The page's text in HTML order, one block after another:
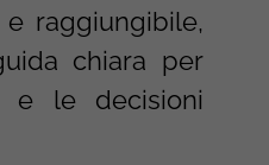
raggiungibile,
chiara per
e le decisioni